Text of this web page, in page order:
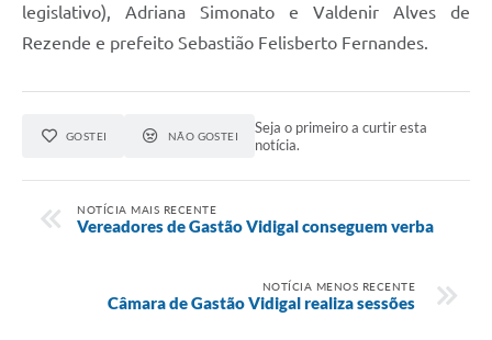
legislativo), Adriana Simonato e Valdenir Alves de
Rezende e prefeito Sebastião Felisberto Fernandes.
GOSTEI NÃO GOSTEI
Seja o primeiro a curtir esta
notícia.
NOTÍCIA MAIS RECENTE
Vereadores de Gastão Vidigal conseguem verba
NOTÍCIA MENOS RECENTE
Câmara de Gastão Vidigal realiza sessões